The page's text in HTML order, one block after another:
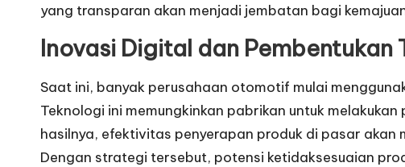
yang transparan akan menjadi jembatan bagi
Inovasi Digital dan Pembentukan
Saat ini, banyak perusahaan otomotif mulai
Teknologi ini memungkinkan pabrikan untuk
hasilnya, efektivitas penyerapan produk di pasar
Dengan strategi tersebut, potensi ketidaksesuaian